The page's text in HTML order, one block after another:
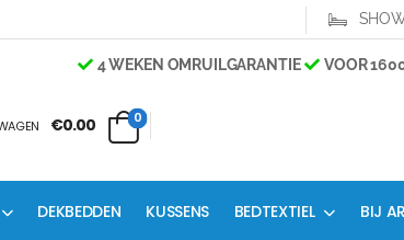
4 WEKEN OMRUILGARANTIE VOOR 1600
€0.00 0
DEKBEDDEN KUSSENS BEDTEXTIEL BIJ